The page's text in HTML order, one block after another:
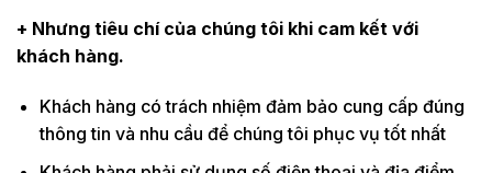
+ Nhưng tiêu chí của chúng tôi khi cam kết với
khách hàng.
Khách hàng có trách nhiệm đảm bảo cung cấp đúng
thông tin và nhu cầu để chúng tôi phục vụ tốt nhất